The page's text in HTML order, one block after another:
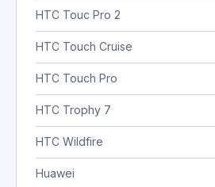
HTC Touc Pro 2
HTC Touch Cruise
HTC Touch Pro
HTC Trophy 7
HTC Wildfire
Huawei